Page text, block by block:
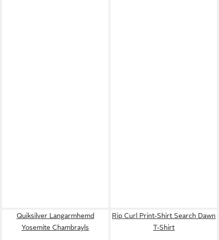
Quiksilver Langarmhemd
Yosemite Chambrayls
Rip Curl Print-Shirt Search Dawn
T-Shirt